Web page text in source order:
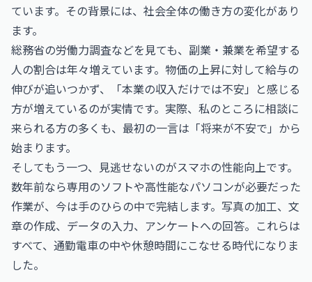
ています。その背景には、社会全体の働き方の変化があり
ます。
総務省の労働力調査などを見ても、副業・兼業を希望する
人の割合は年々増えています。物価の上昇に対して給与の
伸びが追いつかず、「本業の収入だけでは不安」と感じる
方が増えているのが実情です。実際、私のところに相談に
来られる方の多くも、最初の一言は「将来が不安で」から
始まります。
そしてもう一つ、見逃せないのがスマホの性能向上です。
数年前なら専用のソフトや高性能なパソコンが必要だった
作業が、今は手のひらの中で完結します。写真の加工、文
章の作成、データの入力、アンケートへの回答。これらは
すべて、通勤電車の中や休憩時間にこなせる時代になりま
した。